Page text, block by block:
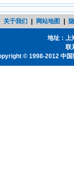
关于我们 网站地图
地址：上
联
© 1998-2012 中国